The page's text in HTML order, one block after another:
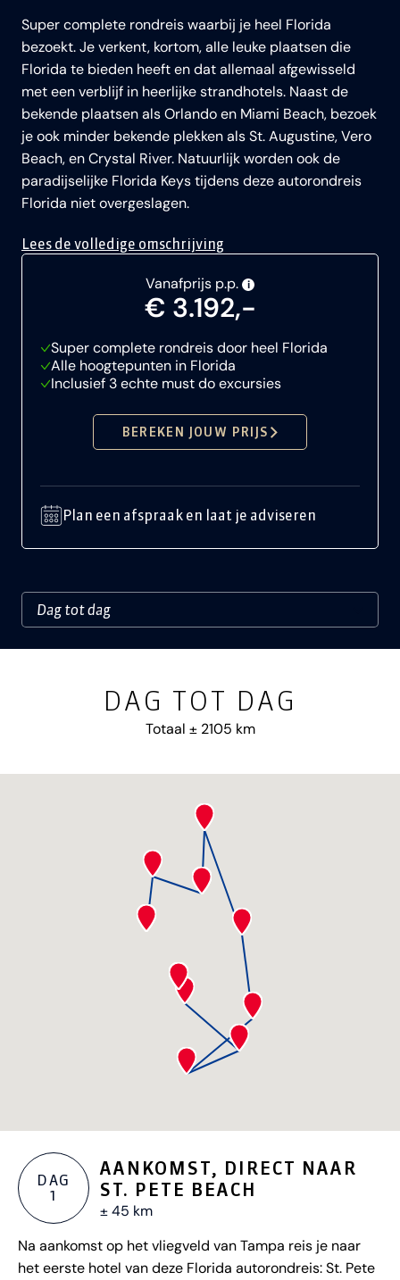
Super complete rondreis waarbij je heel Florida
bezoekt. Je verkent, kortom, alle leuke plaatsen die
Florida te bieden heeft en dat allemaal afgewisseld
met een verblijf in heerlijke strandhotels. Naast de
bekende plaatsen als Orlando en Miami Beach, bezoek
je ook minder bekende plekken als St. Augustine, Vero
Beach, en Crystal River. Natuurlijk worden ook de
paradijselijke Florida Keys tijdens deze autorondreis
Florida niet overgeslagen.
Lees de volledige omschrijving
€ 3.192,-
Vanafprijs p.p. i
Super complete rondreis door heel Florida
Alle hoogtepunten in Florida
Inclusief 3 echte must do excursies
BEREKEN JOUW PRIJS
Plan een afspraak en laat je adviseren
DAG TOT DAG
Totaal ± 2105 km
DAG
1
AANKOMST, DIRECT NAAR
ST. PETE BEACH
± 45 km
Na aankomst op het vliegveld van Tampa reis je naar
het eerste hotel van deze Florida autorondreis: St. Pete